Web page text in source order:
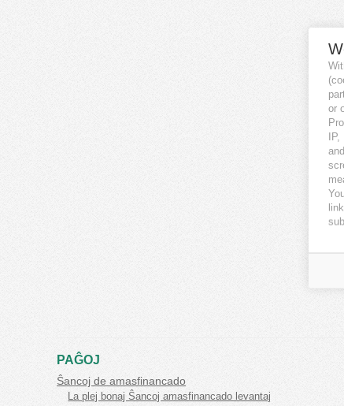
PAĜOJ
Ŝancoj de amasfinancado
La plej bonaj Ŝancoj amasfinancado levantaj
or
link